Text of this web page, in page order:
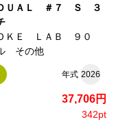
ＤＵＡＬ ＃７ Ｓ ３
ＫＥ ＬＡＢ ９０
その他
年式 2026
37,706円
342pt